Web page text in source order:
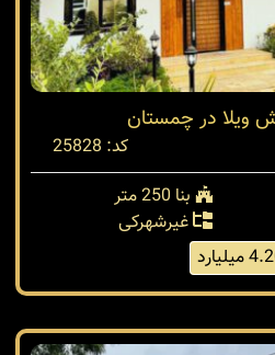
ویلا در چمستان
کد: 25828
بنا 250 متر
غیرشهرکی